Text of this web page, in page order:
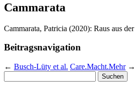
Cammarata
Cammarata, Patricia (2020): Raus aus der
Beitragsnavigation
← Busch-Lüty et al. Care.Macht.Mehr→
nach: